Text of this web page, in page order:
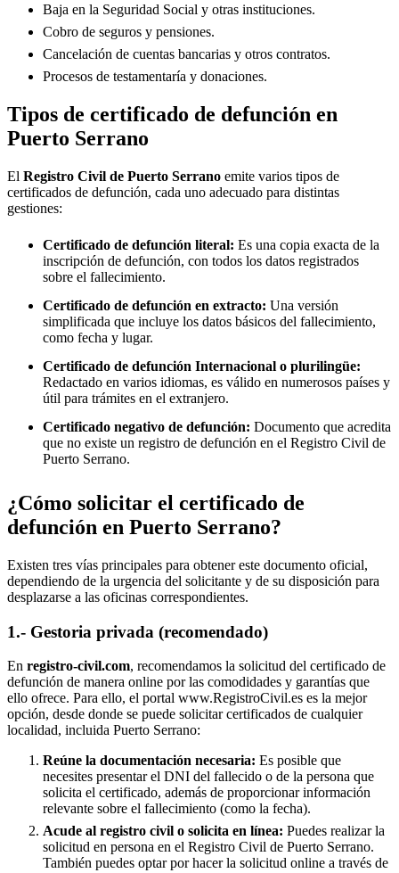
Baja en la Seguridad Social y otras instituciones.
Cobro de seguros y pensiones.
Cancelación de cuentas bancarias y otros contratos.
Procesos de testamentaría y donaciones.
Tipos de certificado de defunción en
Puerto Serrano
El Registro Civil de Puerto Serrano emite varios tipos de
certificados de defunción, cada uno adecuado para distintas
gestiones:
Certificado de defunción literal: Es una copia exacta de la
inscripción de defunción, con todos los datos registrados
sobre el fallecimiento.
Certificado de defunción en extracto: Una versión
simplificada que incluye los datos básicos del fallecimiento,
como fecha y lugar.
Certificado de defunción Internacional o plurilingüe:
Redactado en varios idiomas, es válido en numerosos países y
útil para trámites en el extranjero.
Certificado negativo de defunción: Documento que acredita
que no existe un registro de defunción en el Registro Civil de
Puerto Serrano.
¿Cómo solicitar el certificado de
defunción en Puerto Serrano?
Existen tres vías principales para obtener este documento oficial,
dependiendo de la urgencia del solicitante y de su disposición para
desplazarse a las oficinas correspondientes.
1.- Gestoria privada (recomendado)
En registro-civil.com, recomendamos la solicitud del certificado de
defunción de manera online por las comodidades y garantías que
ello ofrece. Para ello, el portal www.RegistroCivil.es es la mejor
opción, desde donde se puede solicitar certificados de cualquier
localidad, incluida Puerto Serrano:
Reúne la documentación necesaria: Es posible que
necesites presentar el DNI del fallecido o de la persona que
solicita el certificado, además de proporcionar información
relevante sobre el fallecimiento (como la fecha).
Acude al registro civil o solicita en línea: Puedes realizar la
solicitud en persona en el Registro Civil de Puerto Serrano.
También puedes optar por hacer la solicitud online a través de